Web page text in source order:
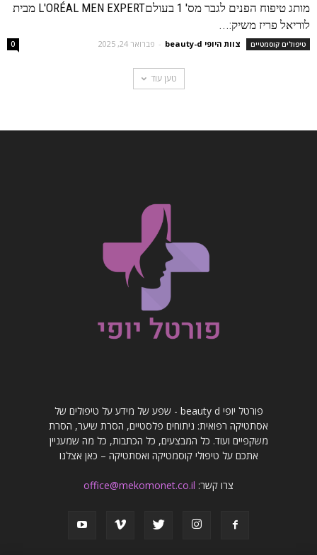
מותג טיפוח הפנים לגבר מס' 1 בעולםL'ORÉAL MEN EXPERT מבית
לוריאל פריז משיק:...
טיפולים קוסמטיים צוות היופי beauty-d - פברואר 24, 2025 0
טען עוד
פורטל יופי beauty d - שפע של מידע על טיפולים של
אסתטיקה רפואית: ניתוחים פלסטיים, הסרת שיער, הסרת
משקפיים ועוד. כל המבצעים, כל הכתבות, כל מה שמעניין
אתכם על טיפולי קוסמטיקה ואסתטיקה – כאן אצלנו
צרו קשר: office@mekomonet.co.il